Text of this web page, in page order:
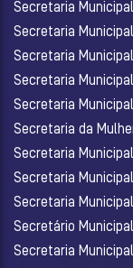
Secretaria
Secretaria
Secretaria
Secretaria
Secretaria
Secretaria da
Secretaria
Secretaria
Secretaria
Secretário
Secretaria